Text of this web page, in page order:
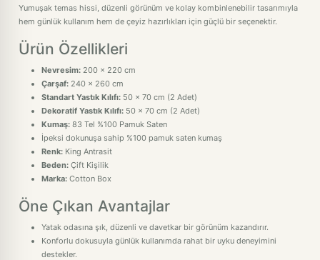
Yumuşak temas hissi, düzenli görünüm ve kolay kombinlenebilir tasarımıyla
hem günlük kullanım hem de çeyiz hazırlıkları için güçlü bir seçenektir.
Ürün Özellikleri
Nevresim: 200 x 220 cm
Çarşaf: 240 x 260 cm
Standart Yastık Kılıfı: 50 x 70 cm (2 Adet)
Dekoratif Yastık Kılıfı: 50 x 70 cm (2 Adet)
Kumaş: 83 Tel %100 Pamuk Saten
İpeksi dokunuşa sahip %100 pamuk saten kumaş
Renk: King Antrasit
Beden: Çift Kişilik
Marka: Cotton Box
Öne Çıkan Avantajlar
Yatak odasına şık, düzenli ve davetkar bir görünüm kazandırır.
Konforlu dokusuyla günlük kullanımda rahat bir uyku deneyimini
destekler.